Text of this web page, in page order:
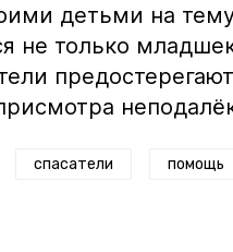
детьми на
не только
спасатели помощь